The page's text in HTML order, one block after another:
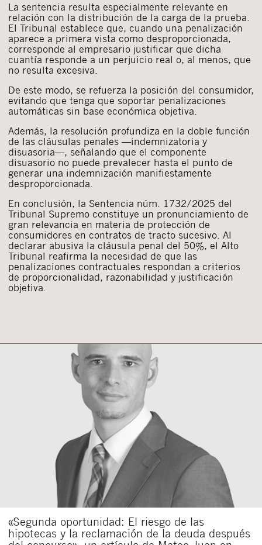
La sentencia resulta especialmente relevante en
relación con la distribución de la carga de la prueba.
El Tribunal establece que, cuando una penalización
aparece a primera vista como desproporcionada,
corresponde al empresario justificar que dicha
cuantía responde a un perjuicio real o, al menos, que
no resulta excesiva.
De este modo, se refuerza la posición del consumidor,
evitando que tenga que soportar penalizaciones
automáticas sin base económica objetiva.
Además, la resolución profundiza en la doble función
de las cláusulas penales —indemnizatoria y
disuasoria—, señalando que el componente
disuasorio no puede prevalecer hasta el punto de
generar una indemnización manifiestamente
desproporcionada.
En conclusión, la Sentencia núm. 1732/2025 del
Tribunal Supremo constituye un pronunciamiento de
gran relevancia en materia de protección de
consumidores en contratos de tracto sucesivo. Al
declarar abusiva la cláusula penal del 50%, el Alto
Tribunal reafirma la necesidad de que las
penalizaciones contractuales respondan a criterios
de proporcionalidad, razonabilidad y justificación
objetiva.
«Segunda oportunidad: El riesgo de las
hipotecas y la reclamación de la deuda después